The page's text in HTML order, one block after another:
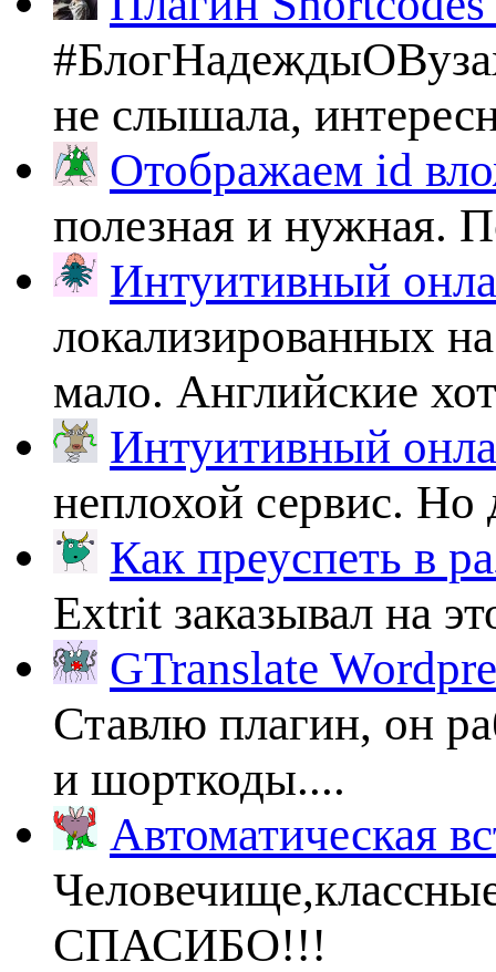
не слышала,
Отображаем id
полезная и нужная.
Интуитивный
локализированных
мало. Английские
Интуитивный
неплохой сервис.
Как преуспеть в
Extrit заказывал на
GTranslate
Ставлю плагин, он
и шорткоды....
Автоматическая
СПАСИБО!!!